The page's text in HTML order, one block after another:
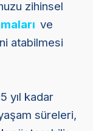
zihinsel
ve
atabilmesi
yıl kadar
süreleri,